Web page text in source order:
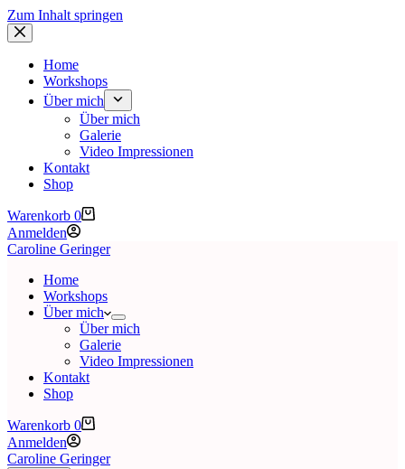
Zum Inhalt springen
Home
Workshops
Über mich
Über mich
Galerie
Video Impressionen
Kontakt
Shop
Warenkorb 0
Anmelden
Caroline Geringer
Home
Workshops
Über mich
Über mich
Galerie
Video Impressionen
Kontakt
Shop
Warenkorb 0
Anmelden
Caroline Geringer